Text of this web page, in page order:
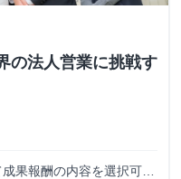
の法人営業に挑戦す
果報酬の内容を選択可能